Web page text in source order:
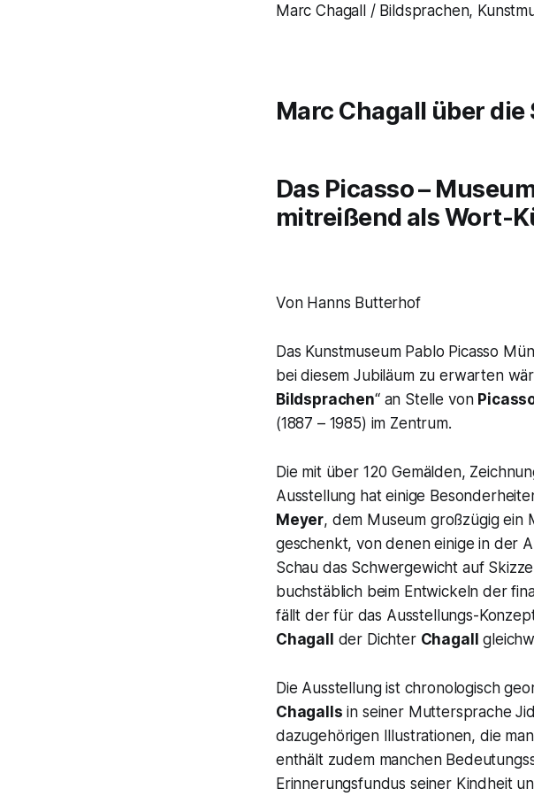
Marc Chagall / Bildsprachen,
Marc Chagall über
Das Picasso –
mitreißend als Wort-
Von Hanns Butterhof
Das Kunstmuseum Pablo Picasso
bei diesem Jubiläum zu erwarten
Bildsprachen“ an Stelle von
(1887 – 1985) im Zentrum.
Die mit über 120 Gemälden,
Ausstellung hat einige
Meyer, dem Museum großzügig ein
geschenkt, von denen einige in der
Schau das Schwergewicht auf
buchstäblich beim Entwickeln der
fällt der für das Ausstellungs-
Chagall der Dichter Chagall
Die Ausstellung ist chronologisch
Chagalls in seiner Muttersprache
dazugehörigen Illustrationen, die
enthält zudem manchen
Erinnerungsfundus seiner Kindheit